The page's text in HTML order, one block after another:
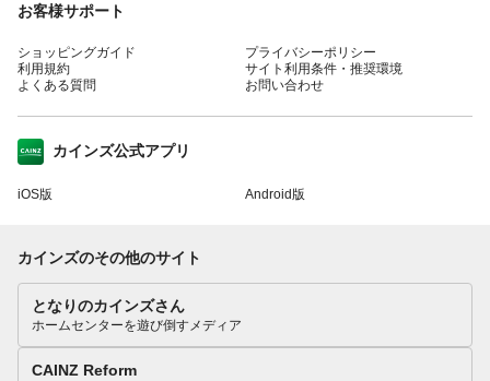
お客様サポート
ショッピングガイド
利用規約
よくある質問
プライバシーポリシー
サイト利用条件・推奨環境
お問い合わせ
カインズ公式アプリ
iOS版 Android版
カインズのその他のサイト
となりのカインズさん
ホームセンターを遊び倒すメディア
CAINZ Reform